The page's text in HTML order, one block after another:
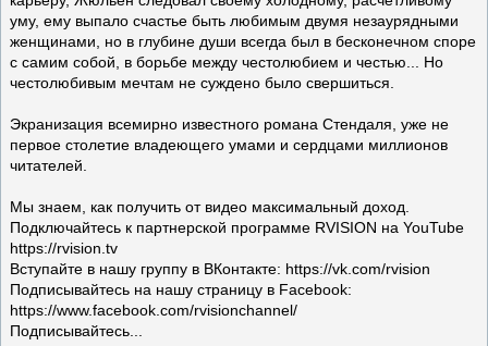
уму, ему выпало счастье быть любимым двумя незаурядными
женщинами, но в глубине души всегда был в бесконечном споре
с самим собой, в борьбе между честолюбием и честью... Но
честолюбивым мечтам не суждено было свершиться.
Экранизация всемирно известного романа Стендаля, уже не
первое столетие владеющего умами и сердцами миллионов
читателей.
Мы знаем, как получить от видео максимальный доход.
Подключайтесь к партнерской программе RVISION на YouTube
https://rvision.tv
Вступайте в нашу группу в ВКонтакте: https://vk.com/rvision
Подписывайтесь на нашу страницу в Facebook:
https://www.facebook.com/rvisionchannel/
Подписывайтесь...